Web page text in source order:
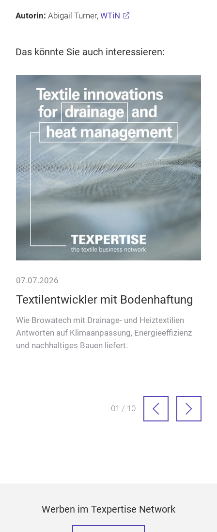
Autorin: Abigail Turner, WTiN
Das könnte Sie auch interessieren:
07.07.2026
Textilentwickler mit Bodenhaftung
Wie Browatech mit Drainage- und Heiztextilien
Antworten auf Klimaanpassung, Energieeffizienz
und nachhaltiges Bauen liefert.
01 / 10
Werben im Texpertise Network